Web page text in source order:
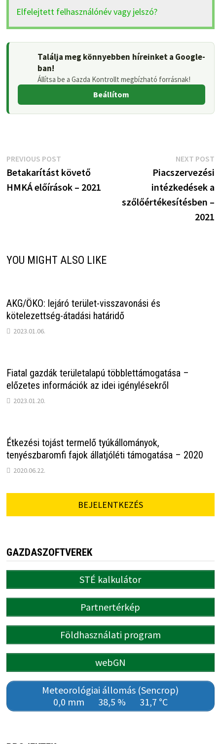
Elfelejtett felhasználónév vagy jelszó?
Találja meg könnyebben híreinket a Google-
ban!
Állítsa be a Gazda Kontrollt megbízható forrásnak!
Beállítom
Bejegyzés
navigáció
PREVIOUS POSTPrevious
post:
Betakarítást követő
HMKÁ előírások – 2021
NEXT POST
Piacszervezési
intézkedések a
szőlőértékesítésben –
2021
YOU MIGHT ALSO LIKE
AKG/ÖKO: lejáró terület-visszavonási és
kötelezettség-átadási határidő
2023.01.06.
Fiatal gazdák területalapú többlettámogatása –
előzetes információk az idei igénylésekről
2023.01.20.
Étkezési tojást termelő tyúkállományok,
tenyészbaromfi fajok állatjóléti támogatása – 2020
2020.06.22.
BEJELENTKEZÉS
GAZDASZOFTVEREK
STÉ kalkulátor
Partnertérkép
Földhasználati program
webGN
Meteorológiai állomás (Sencrop)
0,0 mm
38,5 % 31,7 °C